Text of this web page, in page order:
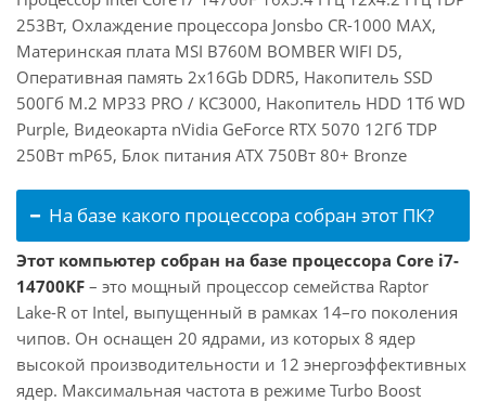
253Вт, Охлаждение процессора Jonsbo CR-1000 MAX,
Материнская плата MSI B760M BOMBER WIFI D5,
Оперативная память 2x16Gb DDR5, Накопитель SSD
500Гб M.2 MP33 PRO / KC3000, Накопитель HDD 1Тб WD
Purple, Видеокарта nVidia GeForce RTX 5070 12Гб TDP
250Вт mP65, Блок питания ATX 750Вт 80+ Bronze
На базе какого процессора собран этот ПК?
Этот компьютер собран на базе процессора Core i7-
14700KF – это мощный процессор семейства Raptor
Lake-R от Intel, выпущенный в рамках 14–го поколения
чипов. Он оснащен 20 ядрами, из которых 8 ядер
высокой производительности и 12 энергоэффективных
ядер. Максимальная частота в режиме Turbo Boost